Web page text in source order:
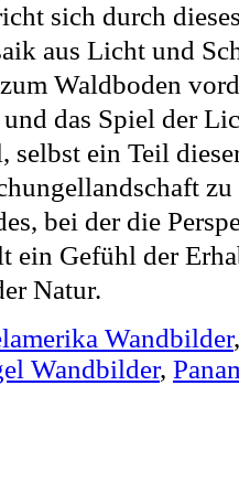
sich durch
aus Licht und
Waldboden
das Spiel der
selbst ein Teil
bei der die
ein Gefühl der
Natur.
Wandbilder
Wandbilder,